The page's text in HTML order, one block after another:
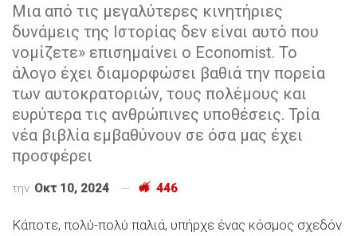
Μια από τις μεγαλύτερες κινητήριες
δυνάμεις της Ιστορίας δεν είναι αυτό που
νομίζετε» επισημαίνει ο Economist. Το
άλογο έχει διαμορφώσει βαθιά την πορεία
των αυτοκρατοριών, τους πολέμους και
ευρύτερα τις ανθρώπινες υποθέσεις. Τρία
νέα βιβλία εμβαθύνουν σε όσα μας έχει
προσφέρει
την Οκτ 10, 2024 446
Κάποτε, πολύ-πολύ παλιά, υπήρχε ένας κόσμος σχεδόν